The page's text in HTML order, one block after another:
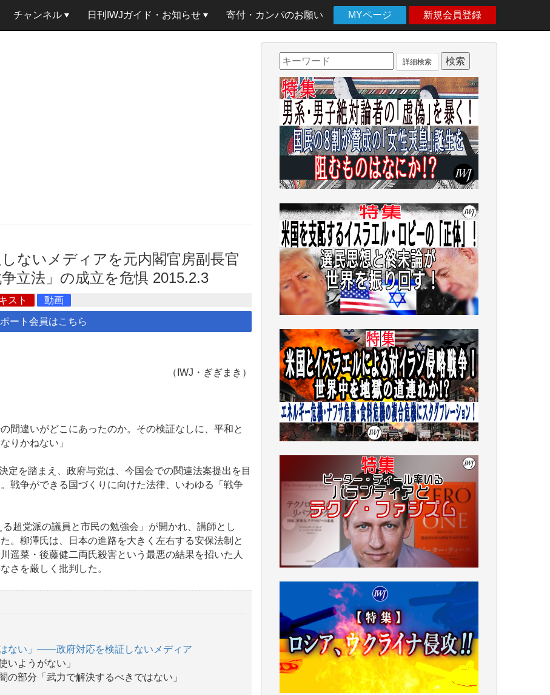
チャンネル 日刊IWJガイド・お知らせ 寄付・カンパのお願い MYページ 新規会員登録
ないメディアを元内閣官房副長官
立法」の成立を危惧 2015.2.3
スト 動画
ート会員はこちら
（IWJ・ぎぎまき）
間違いがどこにあったのか。その検証なしに、平和と
りかねない」
を踏まえ、政府与党は、今国会での関連法案提出を目
戦争ができる国づくりに向けた法律、いわゆる「戦争
超党派の議員と市民の勉強会」が開かれ、講師とし
。柳澤氏は、日本の進路を大きく左右する安保法制と
遥菜・後藤健二両氏殺害という最悪の結果を招いた人
さを厳しく批判した。
ない」――政府対応を検証しないメディア
いようがない」
部分「武力で解決するべきではない」
詳細検索